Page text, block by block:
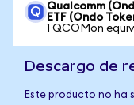
Qualcomm
ETF (Ondo
1 QCOMon
Descargo de
Este producto no ha